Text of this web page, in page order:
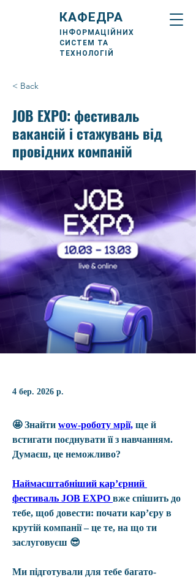
КАФЕДРА
ІНФОРМАЦІЙНИХ
СИСТЕМ ТА
ТЕХНОЛОГІЙ
< Back
JOB EXPO: фестиваль
вакансій і стажувань від
провідних компаній
4 бер. 2026 р.
🤩 Знайти wow-роботу мрії, ще й
встигати поєднувати її з навчанням.
Думаєш, це неможливо?
Наймасштабніший карʼєрний
фестиваль JOB EXPO вже спішить до
тебе, щоб довести: почати карʼєру в
крутій компанії – це те, на що ти
заслуговуєш 😎
Ми підготували для тебе багато-